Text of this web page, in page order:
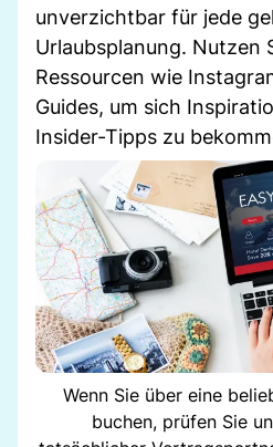
unverzichtbar für jede
Urlaubsplanung. Nutzen
Ressourcen wie
Guides, um sich
Insider-Tipps zu
Wenn Sie über eine
buchen, prüfen Sie